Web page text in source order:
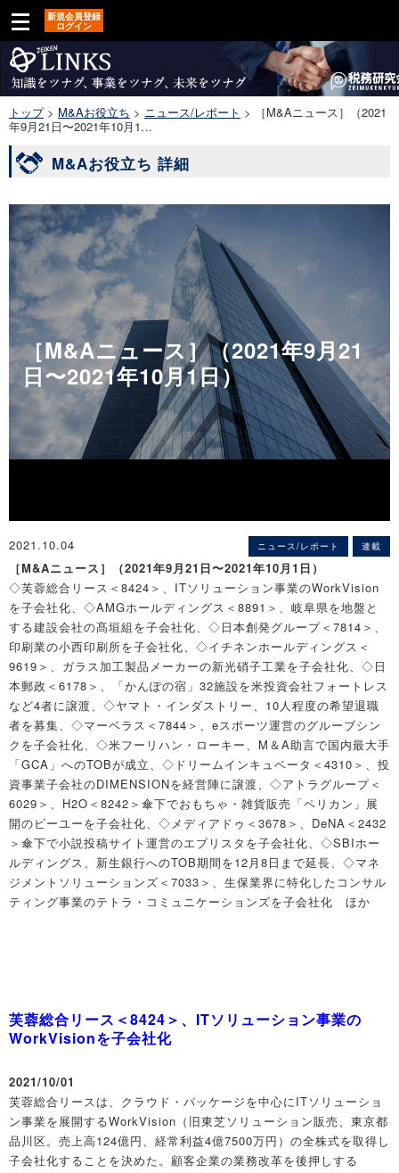
新規会員登録
ログイン
トップ> M&Aお役立ち > ニュース/レポート >
［M&Aニュース］（2021
年9月21日〜2021年10月1…
M&Aお役立ち 詳細
［M&Aニュース］（2021年9月21
日〜2021年10月1日）
2021.10.04 ニュース/レポート 連載
［M&Aニュース］（2021年9月21日〜2021年10月1日）
◇芙蓉総合リース＜8424＞、ITソリューション事業のWorkVision
を子会社化、◇AMGホールディングス＜8891＞、岐阜県を地盤と
する建設会社の髙垣組を子会社化、◇日本創発グループ＜7814＞、
印刷業の小西印刷所を子会社化、◇イチネンホールディングス＜
9619＞、ガラス加工製品メーカーの新光硝子工業を子会社化、◇日
本郵政＜6178＞、「かんぽの宿」32施設を米投資会社フォートレス
など4者に譲渡、◇ヤマト・インダストリー、10人程度の希望退職
者を募集、◇マーベラス＜7844＞、eスポーツ運営のグルーブシン
クを子会社化、◇米フーリハン・ローキー、M＆A助言で国内最大手
「GCA」へのTOBが成立、◇ドリームインキュベータ＜4310＞、投
資事業子会社のDIMENSIONを経営陣に譲渡、◇アトラグループ＜
6029＞、H2O＜8242＞傘下でおもちゃ・雑貨販売「ペリカン」展
開のビーユーを子会社化、◇メディアドゥ＜3678＞、DeNA＜2432
＞傘下で小説投稿サイト運営のエブリスタを子会社化、◇SBIホー
ルディングス、新生銀行へのTOB期間を12月8日まで延長、◇マネ
ジメントソリューションズ＜7033＞、生保業界に特化したコンサル
ティング事業のテトラ・コミュニケーションズを子会社化 ほか
芙蓉総合リース＜8424＞、ITソリューション事業の
WorkVisionを子会社化
2021/10/01
芙蓉総合リースは、クラウド・パッケージを中心にITソリューショ
ン事業を展開するWorkVision（旧東芝ソリューション販売、東京都
品川区。売上高124億円、経常利益4億7500万円）の全株式を取得し
子会社化することを決めた。顧客企業の業務改革を後押しする